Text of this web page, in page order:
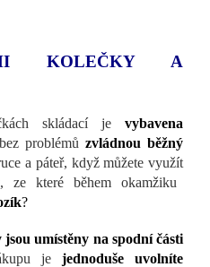
KOLEČKY A
skládací je
vybavena
problémů zvládnou běžný
a páteř, když můžete využít
, ze které během okamžiku
?
umístěny na spodní části
je jednoduše uvolníte